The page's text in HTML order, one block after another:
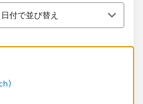
替え
日付で並び替え